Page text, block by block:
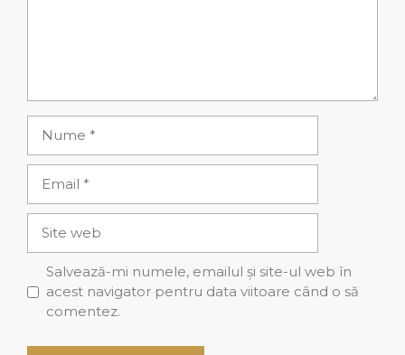
web
Salvează-mi numele, emailul și site-ul web în
acest navigator pentru data viitoare când o să
comentez.